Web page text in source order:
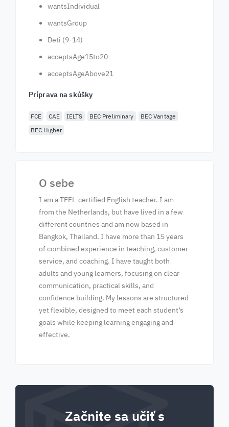
wantsIndividual
wantsGroup
Deti (9-14)
acceptsAge15to20
acceptsAgeAbove21
Príprava na skúšky
FCE CAE IELTS BEC Preliminary
BEC Vantage
BEC Higher
O sebe
I am a TEFL-certified English teacher. I am
from the Netherlands, but have lived in a few
different countries and am now based in
Bangkok, Thailand. I have more than 15 years
of combined experience in teaching, customer
service, and coaching. I have taught both
adults and young learners, focusing on clear
communication, practical skills, and
confidence building. My lessons are structured
yet flexible, designed to meet each student’s
goals while keeping learning engaging and
effective.
Začnite sa učiť s